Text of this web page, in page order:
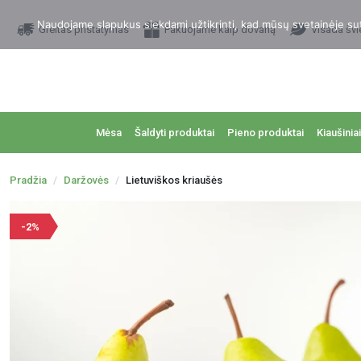
Greitas pristatymas Pakuojame kaip dovaną Visada
Mėsa Šaldyti produktai Pieno produktai Kiaušiniai
Pradžia Daržovės Lietuviškos kriaušės
-2%
Naudojame slapukus siekdami užtikrinti, kad mūsų svetainėje